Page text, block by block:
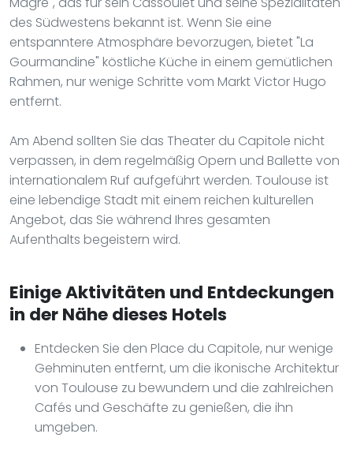
des Südwestens bekannt ist. Wenn Sie eine
entspanntere Atmosphäre bevorzugen, bietet "La
Gourmandine" köstliche Küche in einem gemütlichen
Rahmen, nur wenige Schritte vom Markt Victor Hugo
entfernt.
Am Abend sollten Sie das Theater du Capitole nicht
verpassen, in dem regelmäßig Opern und Ballette von
internationalem Ruf aufgeführt werden. Toulouse ist
eine lebendige Stadt mit einem reichen kulturellen
Angebot, das Sie während Ihres gesamten
Aufenthalts begeistern wird.
Einige Aktivitäten und Entdeckungen
in der Nähe dieses Hotels
Entdecken Sie den Place du Capitole, nur wenige
Gehminuten entfernt, um die ikonische Architektur
von Toulouse zu bewundern und die zahlreichen
Cafés und Geschäfte zu genießen, die ihn
umgeben.